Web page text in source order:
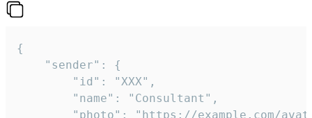
{